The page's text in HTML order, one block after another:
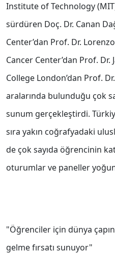
Institute of Technology
sürdüren Doç. Dr. Canan
Center’dan Prof. Dr.
Cancer Center’dan Prof. Dr.
College London’dan Prof.
aralarında bulunduğu çok
sunum gerçekleştirdi.
sıra yakın coğrafyadaki
de çok sayıda öğrencinin
oturumlar ve paneller
"Öğrenciler için dünya
gelme fırsatı sunuyor"